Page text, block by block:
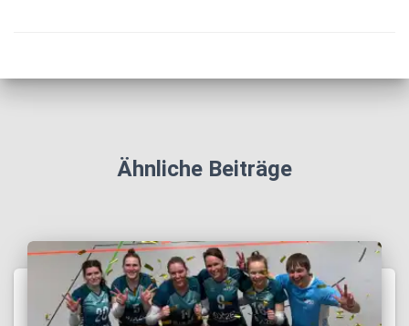
Ähnliche Beiträge